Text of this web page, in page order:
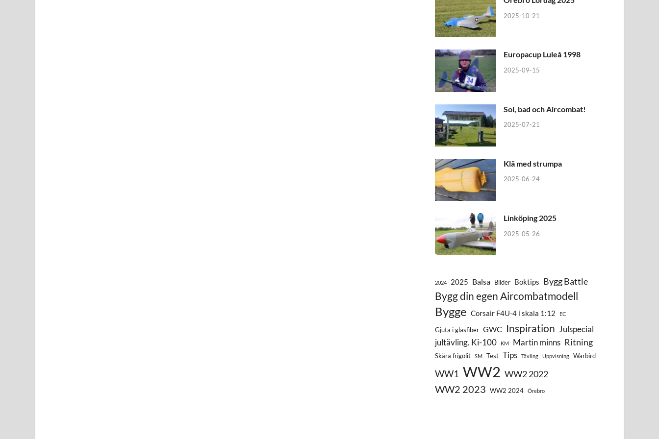
2025-10-21
Europacup Luleå 1998
2025-09-15
Sol, bad och Aircombat!
2025-07-21
Klä med strumpa
2025-06-24
Linköping 2025
2025-05-26
2024 2025 Balsa Bilder Boktips Bygg Battle
Bygg din egen Aircombatmodell
Bygge Corsair F4U-4 i skala 1:12 EC
Gjuta i glasfiber GWC Inspiration Julspecial
jultävling. Ki-100
KM Martin minns Ritning
Skära frigolit SM Test Tips Tävling Uppvisning Warbird
WW1 WW2 WW2 2022
WW2 2023 WW2 2024 Örebro